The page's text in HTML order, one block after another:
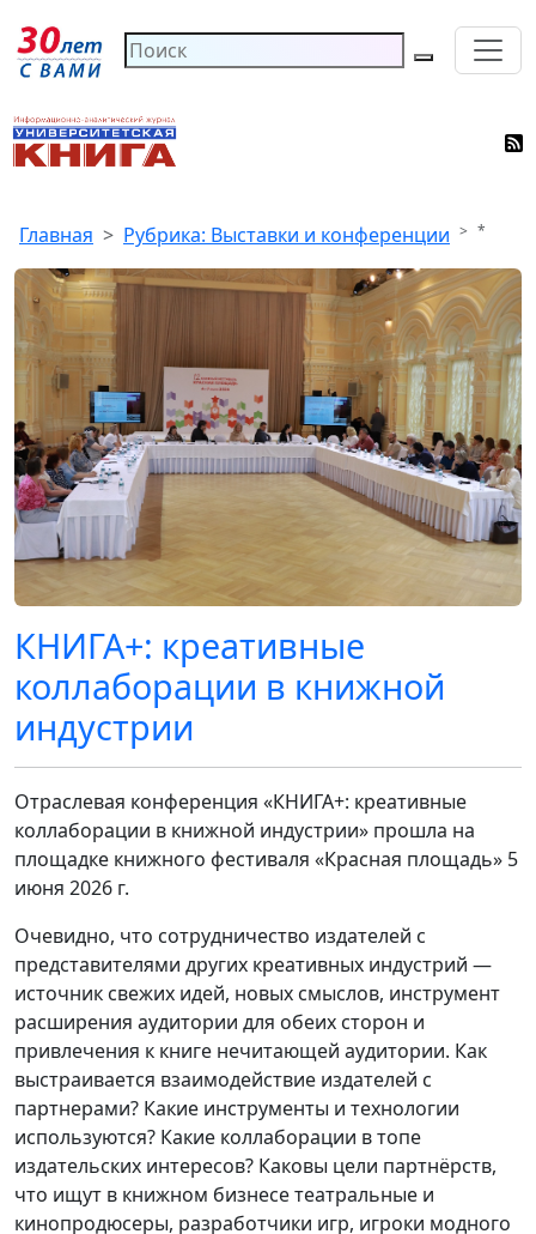
Главная Рубрика: Выставки и конференции *
КНИГА+: креативные
коллаборации в книжной
индустрии
Отраслевая конференция «КНИГА+: креативные
коллаборации в книжной индустрии» прошла на
площадке книжного фестиваля «Красная площадь» 5
июня 2026 г.
Очевидно, что сотрудничество издателей с
представителями других креативных индустрий —
источник свежих идей, новых смыслов, инструмент
расширения аудитории для обеих сторон и
привлечения к книге нечитающей аудитории. Как
выстраивается взаимодействие издателей с
партнерами? Какие инструменты и технологии
используются? Какие коллаборации в топе
издательских интересов? Каковы цели партнёрств,
что ищут в книжном бизнесе театральные и
кинопродюсеры, разработчики игр, игроки модного